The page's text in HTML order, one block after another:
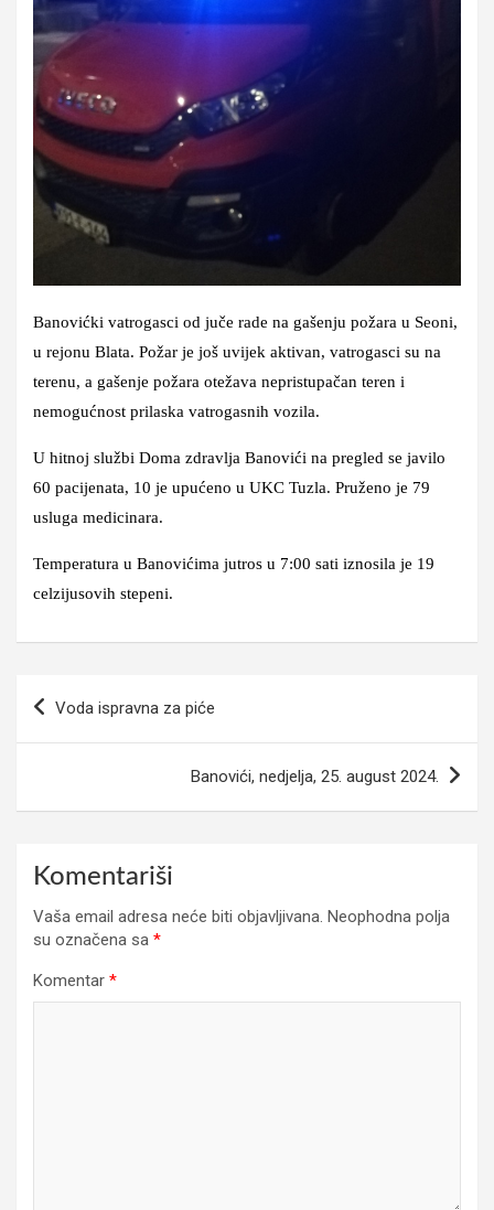
Banovićki vatrogasci od juče rade na gašenju požara u Seoni,
u rejonu Blata. Požar je još uvijek aktivan, vatrogasci su na
terenu, a gašenje požara otežava nepristupačan teren i
nemogućnost prilaska vatrogasnih vozila.
U hitnoj službi Doma zdravlja Banovići na pregled se javilo
60 pacijenata, 10 je upućeno u UKC Tuzla. Pruženo je 79
usluga medicinara.
Temperatura u Banovićima jutros u 7:00 sati iznosila je 19
celzijusovih stepeni.
Voda ispravna za piće
Banovići, nedjelja, 25. august 2024.
Komentariši
Vaša email adresa neće biti objavljivana. Neophodna polja
su označena sa *
Komentar *